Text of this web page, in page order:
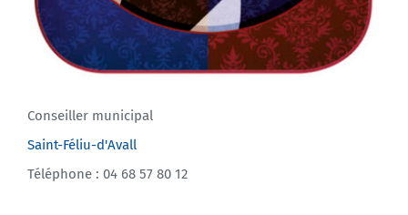
Conseiller municipal
Saint-Féliu-d'Avall
Téléphone : 04 68 57 80 12